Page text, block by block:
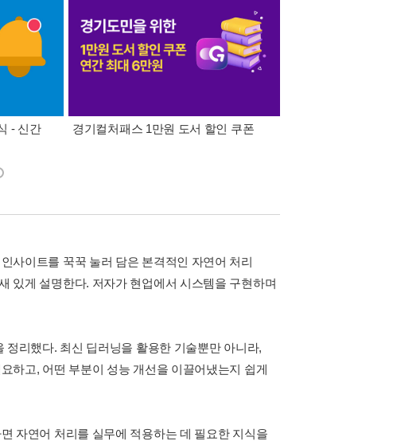
- 신간
경기컬처패스 1만원 도서 할인 쿠폰
사이트를 꾹꾹 눌러 담은 본격적인 자연어 처리
있게 설명한다. 저자가 현업에서 시스템을 구현하며
리했다. 최신 딥러닝을 활용한 기술뿐만 아니라,
하고, 어떤 부분이 성능 개선을 이끌어냈는지 쉽게
자연어 처리를 실무에 적용하는 데 필요한 지식을